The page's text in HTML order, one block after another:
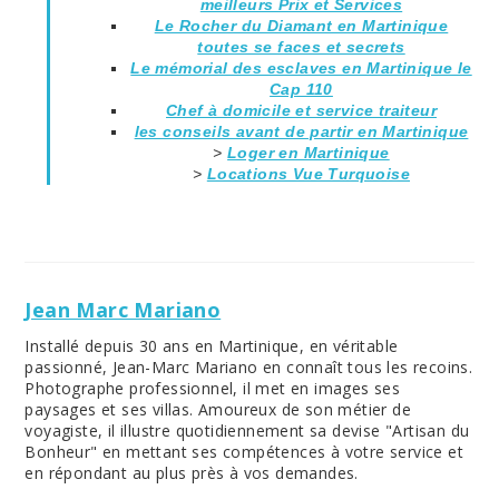
meilleurs Prix et Services
Le Rocher du Diamant en Martinique
toutes se faces et secrets
Le mémorial des esclaves en Martinique le
Cap 110
Chef à domicile et service traiteur
les conseils avant de partir en Martinique
>Loger en Martinique
> Locations Vue Turquoise
Jean Marc Mariano
Installé depuis 30 ans en Martinique, en véritable
passionné, Jean-Marc Mariano en connaît tous les recoins.
Photographe professionnel, il met en images ses
paysages et ses villas. Amoureux de son métier de
voyagiste, il illustre quotidiennement sa devise "Artisan du
Bonheur" en mettant ses compétences à votre service et
en répondant au plus près à vos demandes.